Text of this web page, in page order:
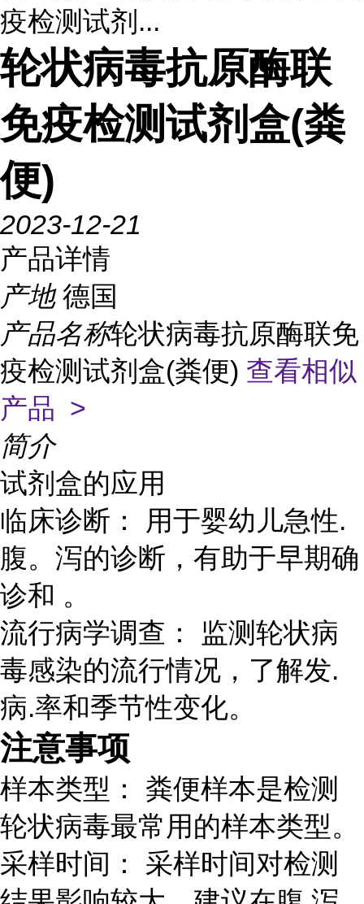
疫检测试剂...
轮状病毒抗原酶联
免疫检测试剂盒(粪
便)
2023-12-21
产品详情
产地 德国
产品名称轮状病毒抗原酶联免
疫检测试剂盒(粪便) 查看相似
产品 >
简介
试剂盒的应用
临床诊断： 用于婴幼儿急性.
腹。泻的诊断，有助于早期确
诊和 。
流行病学调查： 监测轮状病
毒感染的流行情况，了解发.
病.率和季节性变化。
注意事项
样本类型： 粪便样本是检测
轮状病毒最常用的样本类型。
采样时间： 采样时间对检测